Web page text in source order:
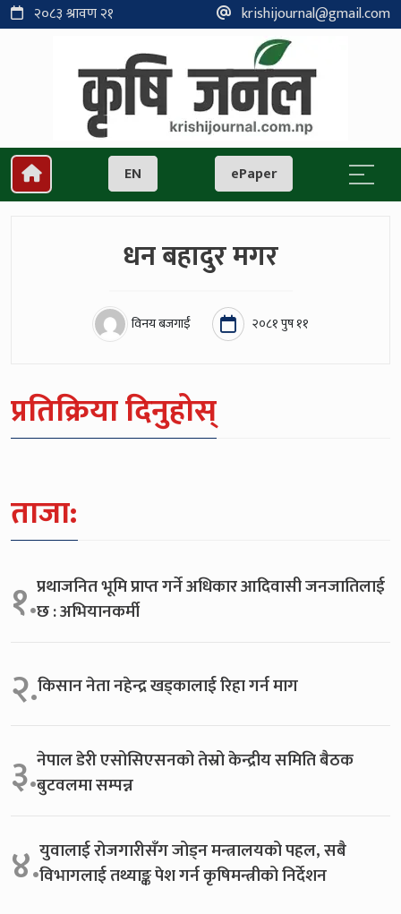
२०८३ श्रावण २१ krishijournal@gmail.com
EN ePaper
धन बहादुर मगर
विनय बजगाईं २०८१ पुष ११
प्रतिक्रिया दिनुहोस्
ताजा:
१.प्रथाजनित भूमि प्राप्त गर्ने अधिकार आदिवासी जनजातिलाई
छ : अभियानकर्मी
२.किसान नेता नहेन्द्र खड्कालाई रिहा गर्न माग
३.नेपाल डेरी एसोसिएसनको तेस्रो केन्द्रीय समिति बैठक
बुटवलमा सम्पन्न
४.युवालाई रोजगारीसँग जोड्न मन्त्रालयको पहल, सबै
विभागलाई तथ्याङ्क पेश गर्न कृषिमन्त्रीको निर्देशन